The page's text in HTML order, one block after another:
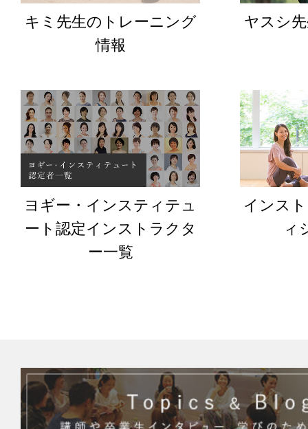
キミ先生のトレーニング
情報
ヤスシ
ヨギー・インスティテュ
ート認定インストラクタ
ー一覧
インス
ィ